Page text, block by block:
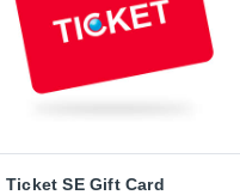
Ticket SE Gift Card